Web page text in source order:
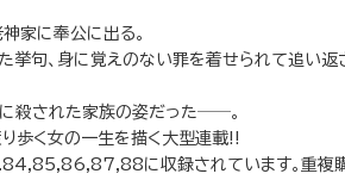
家に奉公に出る。
挙句、身に覚えのない罪を着せられて追い返
殺された家族の姿だった──。
歩く女の一生を描く大型連載!!
に収録されています。重複